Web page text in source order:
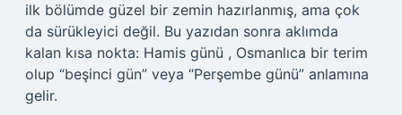
ilk bölümde güzel bir zemin hazırlanmış, ama çok
da sürükleyici değil. Bu yazıdan sonra aklımda
kalan kısa nokta: Hamis günü , Osmanlıca bir terim
olup “beşinci gün” veya “Perşembe günü” anlamına
gelir.